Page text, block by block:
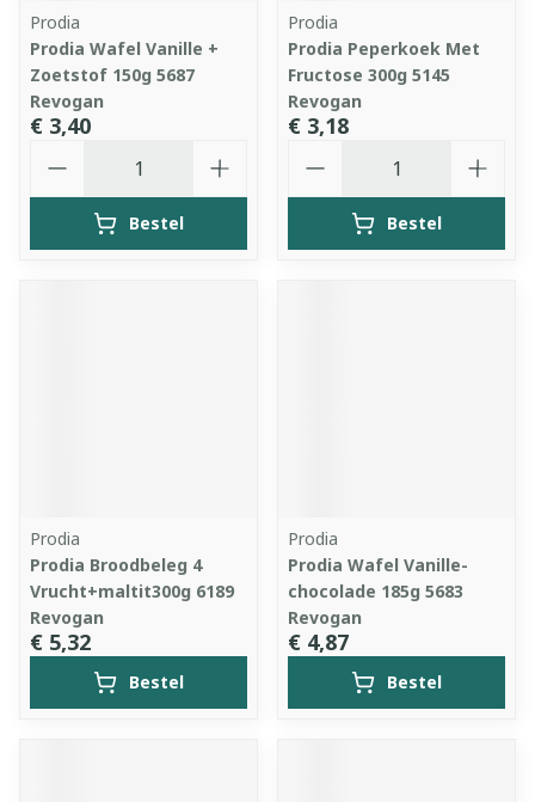
Prodia
Prodia Wafel Vanille +
Zoetstof 150g 5687
Revogan
€ 3,40
Bestel
Prodia
Prodia Peperkoek Met
Fructose 300g 5145
Revogan
€ 3,18
Bestel
Prodia
Prodia Broodbeleg 4
Vrucht+maltit300g 6189
Revogan
€ 5,32
Bestel
Prodia
Prodia Wafel Vanille-
chocolade 185g 5683
Revogan
€ 4,87
Bestel